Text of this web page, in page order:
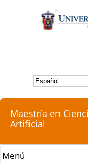
Maestría en
Artificial